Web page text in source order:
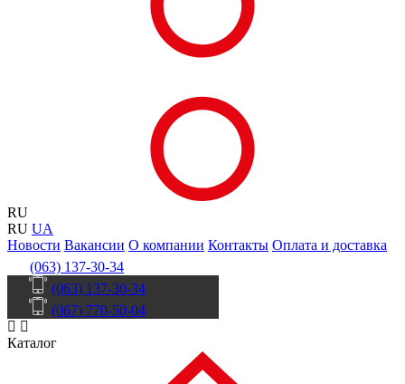
RU
RU UA
Новости Вакансии О компании Контакты Оплата и доставка
(063) 137-30-34
(063) 137-30-34
(067) 770-50-04
Каталог